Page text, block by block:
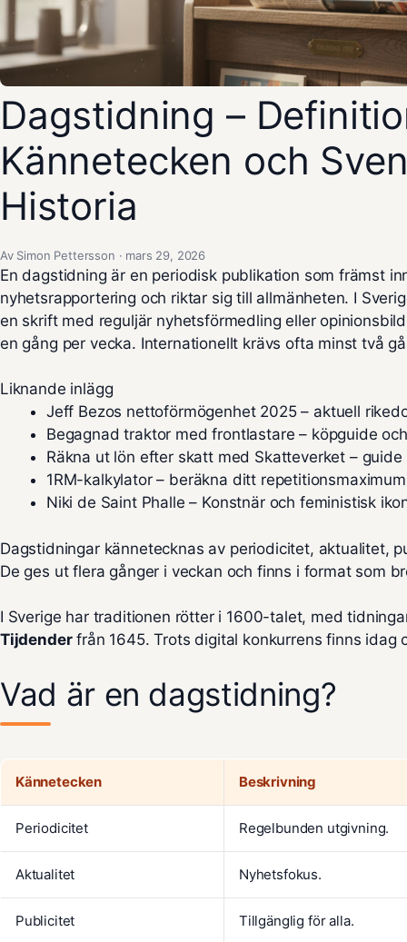
Dagstidning –
Kännetecken och
Historia
Av Simon Pettersson · mars 29, 2026
En dagstidning är en periodisk publikation som främst
nyhetsrapportering och riktar sig till allmänheten. I
en skrift med reguljär nyhetsförmedling eller
en gång per vecka. Internationellt krävs ofta minst två
Liknande inlägg
Jeff Bezos nettoförmögenhet 2025 – aktuell
Begagnad traktor med frontlastare – köpguide
Räkna ut lön efter skatt med Skatteverket –
1RM-kalkylator – beräkna ditt
Niki de Saint Phalle – Konstnär och feministisk
Dagstidningar kännetecknas av periodicitet, aktualitet,
De ges ut flera gånger i veckan och finns i format som
I Sverige har traditionen rötter i 1600-talet, med
Tijdenderfrån 1645. Trots digital konkurrens finns idag
Vad är en dagstidning?
Kännetecken Beskrivning
Periodicitet Regelbunden utgivning.
Aktualitet Nyhetsfokus.
Publicitet Tillgänglig för alla.